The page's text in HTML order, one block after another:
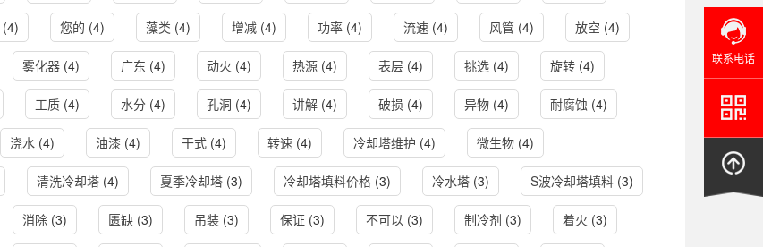
(4) 您的 (4) 藻类 (4) 增减 (4) 功率 (4) 流速 (4) 风管 (4) 放空 (4)
雾化器 (4) 广东 (4) 动火 (4) 热源 (4) 表层 (4) 挑选 (4) 旋转 (4)
工质 (4) 水分 (4) 孔洞 (4) 讲解 (4) 破损 (4) 异物 (4) 耐腐蚀 (4)
浇水 (4) 油漆 (4) 干式 (4) 转速 (4) 冷却塔维护 (4) 微生物 (4)
清洗冷却塔 (4) 夏季冷却塔 (3) 冷却塔填料价格 (3) 冷水塔 (3) S波冷却塔填料 (3)
消除 (3) 匮缺 (3) 吊装 (3) 保证 (3) 不可以 (3) 制冷剂 (3) 着火 (3)
联系电话